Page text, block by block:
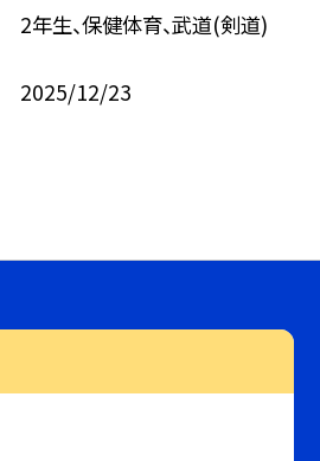
2年生、保健体育、武道(剣道)
2025/12/23